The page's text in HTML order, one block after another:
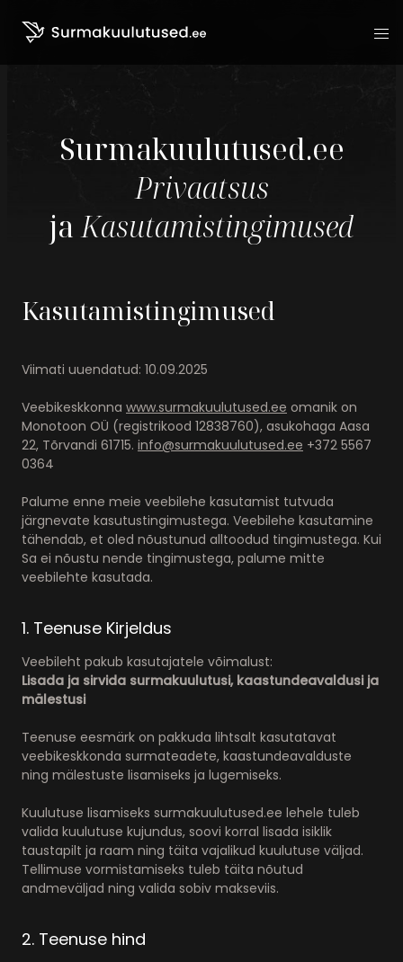
Liigu sisu juurde
Surmakuulutused.ee
Privaatsus
jaKasutamistingimused
Kasutamistingimused
Viimati uuendatud: 10.09.2025
Veebikeskkonna www.surmakuulutused.ee omanik on
Monotoon OÜ (registrikood 12838760), asukohaga Aasa
22, Tõrvandi 61715. info@surmakuulutused.ee +372 5567
0364
Palume enne meie veebilehe kasutamist tutvuda
järgnevate kasutustingimustega. Veebilehe kasutamine
tähendab, et oled nõustunud alltoodud tingimustega. Kui
Sa ei nõustu nende tingimustega, palume mitte
veebilehte kasutada.
1. Teenuse Kirjeldus
Veebileht pakub kasutajatele võimalust:
Lisada ja sirvida surmakuulutusi, kaastundeavaldusi ja
mälestusi
Teenuse eesmärk on pakkuda lihtsalt kasutatavat
veebikeskkonda surmateadete, kaastundeavalduste
ning mälestuste lisamiseks ja lugemiseks.
Kuulutuse lisamiseks surmakuulutused.ee lehele tuleb
valida kuulutuse kujundus, soovi korral lisada isiklik
taustapilt ja raam ning täita vajalikud kuulutuse väljad.
Tellimuse vormistamiseks tuleb täita nõutud
andmeväljad ning valida sobiv makseviis.
2. Teenuse hind